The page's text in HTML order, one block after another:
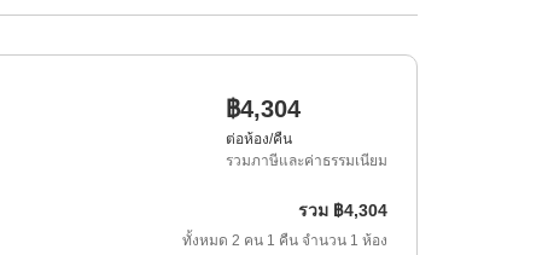
฿4,304
ต่อห้อง/คืน
รวมภาษีและค่าธรรมเนียม
รวม ฿4,304
ทั้งหมด 2 คน 1 คืน จำนวน 1 ห้อง